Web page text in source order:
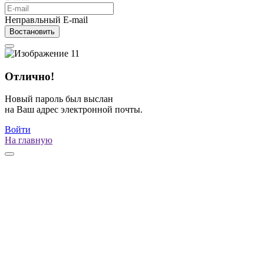
Неправльный E-mail
Востановить
Отлично!
Новый пароль был выслан
на Ваш адрес электронной почты.
Войти
На главную